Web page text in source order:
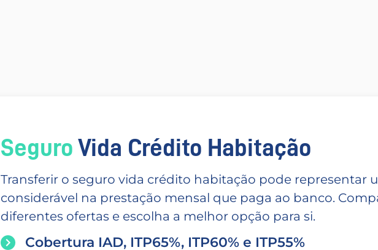
Seguro Vida Crédito Habitação
Transferir o seguro vida crédito habitação pode representar
considerável na prestação mensal que paga ao banco.
diferentes ofertas e escolha a melhor opção para si.
Cobertura IAD, ITP65%, ITP60% e ITP55%